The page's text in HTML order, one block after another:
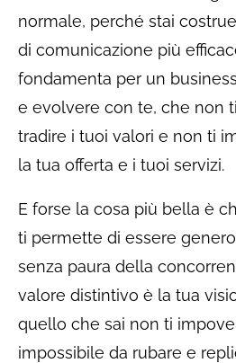
normale, perché stai
di comunicazione più
fondamenta per un
e evolvere con te, che non
tradire i tuoi valori e non ti
la tua offerta e i tuoi servizi.
E forse la cosa più bella è
ti permette di essere
senza paura della
valore distintivo è la tua
quello che sai non ti
impossibile da rubare e